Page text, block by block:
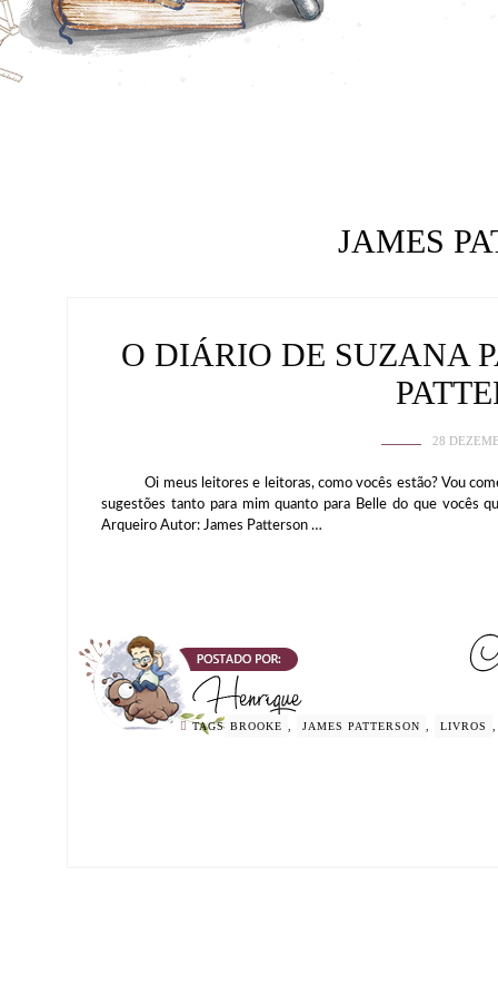
JAMES
O DIÁRIO DE SUZANA
28
Oi meus leitores e leitoras, como vocês estão? Vou
sugestões tanto para mim quanto para Belle do que vocês
Arqueiro Autor: James Patterson …
TAGS BROOKE , JAMES PATTERSON , LIVROS